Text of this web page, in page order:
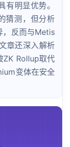
明显优势。
猜测，但分析
，反而与Metis
章还深入解析
ZK Rollup取代
变体在安全